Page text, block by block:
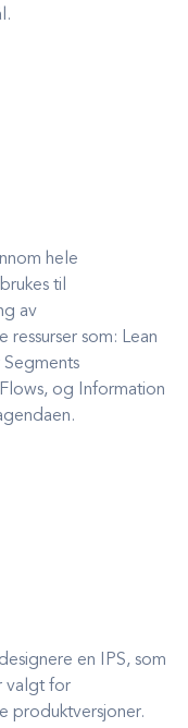
hele
til
av
som: Lean
Segments
og Information
en IPS, som
valgt for
produktversjoner.